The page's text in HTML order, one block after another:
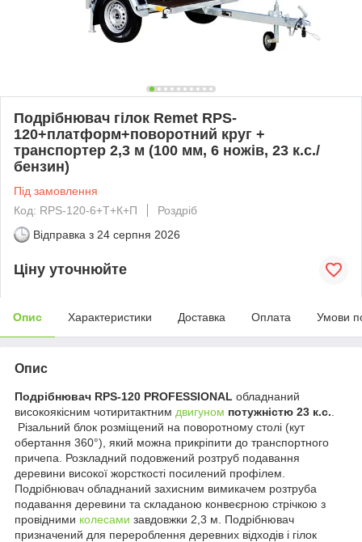
Подрібнювач гілок Remet RPS-
120+платформ+поворотний круг +
транспортер 2,3 м (100 мм, 6 ножів, 23 к.с./
бензин)
Під замовлення
Код: RPS-120-6+Т+К+П
Роздріб
Відправка з 24 серпня 2026
Ціну уточнюйте
Опис Характеристики Доставка Оплата Умови
Опис
Подрібнювач RPS-120 PROFESSIONAL обладнаний
високоякісним чотиритактним двигуном потужністю 23 к.с.
Різальний блок розміщений на поворотному столі (кут
обертання 360°), який можна прикріпити до транспортного
причепа. Розкладний подовжений розтруб подавання
деревини високої жорсткості посилений профілем.
Подрібнювач обладнаний захисним вимикачем розтруба
подавання деревини та складаною конвеєрною стрічкою з
провідними колесами завдовжки 2,3 м. Подрібнювач
призначений для перероблення деревних відходів і гілок